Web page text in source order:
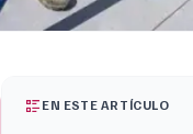
EN ESTE ARTÍCULO